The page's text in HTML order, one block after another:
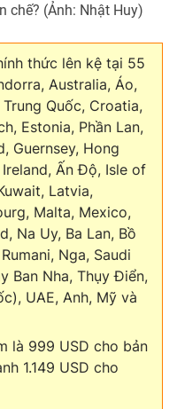
chế? (Ảnh: Nhật Huy)
thức lên kệ tại 55
Australia, Áo,
Quốc, Croatia,
Estonia, Phần Lan,
Guernsey, Hong
Ấn Độ, Isle of
Latvia,
Malta, Mexico,
Na Uy, Ba Lan, Bồ
Nga, Saudi
Ban Nha, Thụy Điển,
UAE, Anh, Mỹ và
là 999 USD cho bản
1.149 USD cho